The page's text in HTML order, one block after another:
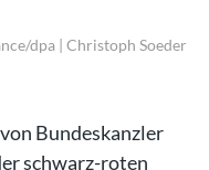
dpa | Christoph Soeder
Bundeskanzler
schwarz-roten